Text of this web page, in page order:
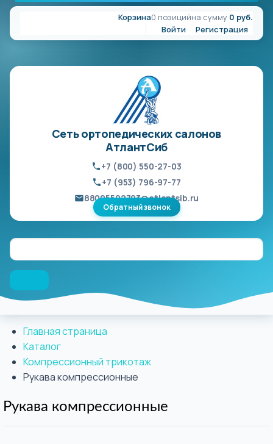
Корзина0 позицийна сумму 0 руб.
Войти
Регистрация
Сеть ортопедических салонов
АтлантСиб
+7 (800) 550-27-03
+7 (953) 796-97-77
88005502703@atlantsib.ru
Обратный звонок
Главная страница
Каталог
Компрессионный трикотаж
Рукава компрессионные
Рукава компрессионные